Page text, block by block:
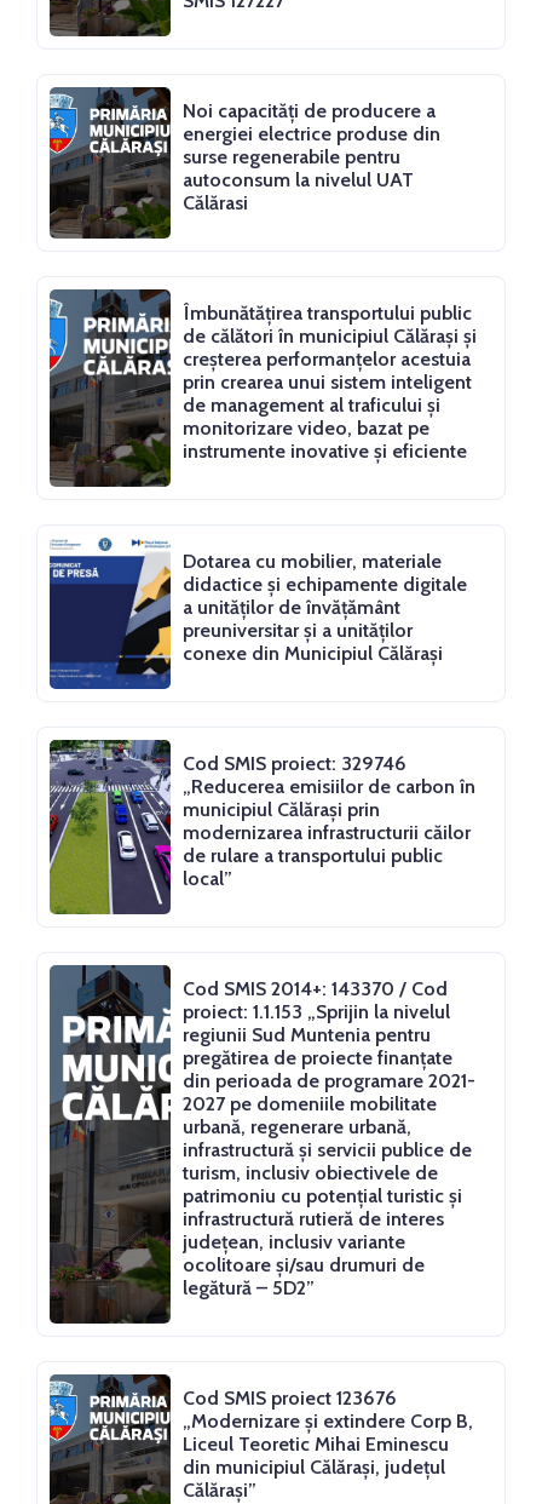
Noi capacităţi de producere a
energiei electrice produse din
surse regenerabile pentru
autoconsum la nivelul UAT
Călărasi
Îmbunătățirea transportului public
de călători în municipiul Călărași și
creșterea performanțelor acestuia
prin crearea unui sistem inteligent
de management al traficului și
monitorizare video, bazat pe
instrumente inovative și eficiente
Dotarea cu mobilier, materiale
didactice și echipamente digitale
a unităților de învățământ
preuniversitar și a unităților
conexe din Municipiul Călărași
Cod SMIS proiect: 329746
„Reducerea emisiilor de carbon în
municipiul Călărași prin
modernizarea infrastructurii căilor
de rulare a transportului public
local”
Cod SMIS 2014+: 143370 / Cod
proiect: 1.1.153 „Sprijin la nivelul
regiunii Sud Muntenia pentru
pregătirea de proiecte finanțate
din perioada de programare 2021-
2027 pe domeniile mobilitate
urbană, regenerare urbană,
infrastructură și servicii publice de
turism, inclusiv obiectivele de
patrimoniu cu potențial turistic și
infrastructură rutieră de interes
județean, inclusiv variante
ocolitoare și/sau drumuri de
legătură – 5D2”
Cod SMIS proiect 123676
„Modernizare și extindere Corp B,
Liceul Teoretic Mihai Eminescu
din municipiul Călărași, județul
Călărași”